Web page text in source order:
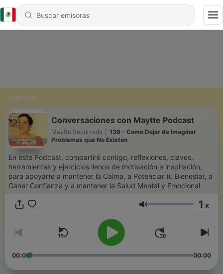
Podcasts
Conversaciones con Maytte Podcast
Maytte Sepulveda
136 - Como Dejar de Imaginar
Problemas que No Existen
En este Podcast, compartiré contigo, reflexiones, claves,
herramientas y ejercicios llenos de motivación e inspiración,
para apoyarte a mantener la Calma, a Potenciar tu Bienestar, a
Ganar Confianza y a mantener la Salud Mental y Emocional.
Volumen 1 x
00:00 00:00